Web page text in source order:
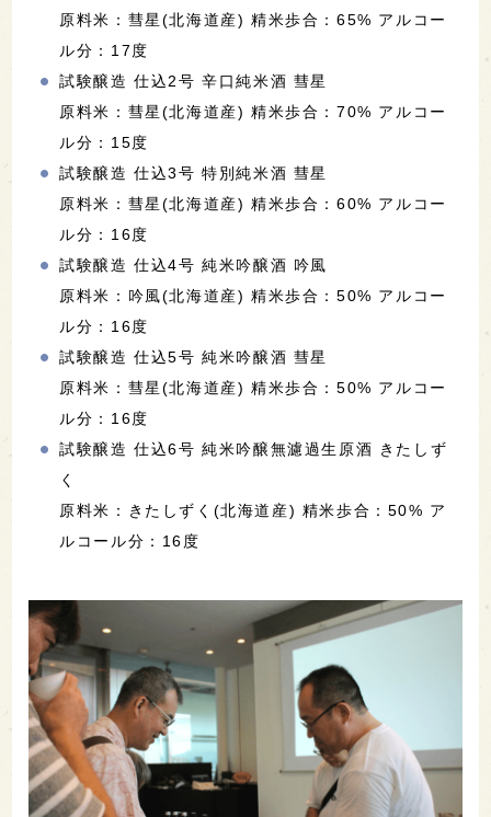
原料米：彗星(北海道産) 精米歩合：65% アルコー
ル分：17度
試験醸造 仕込2号 辛口純米酒 彗星
原料米：彗星(北海道産) 精米歩合：70% アルコー
ル分：15度
試験醸造 仕込3号 特別純米酒 彗星
原料米：彗星(北海道産) 精米歩合：60% アルコー
ル分：16度
試験醸造 仕込4号 純米吟醸酒 吟風
原料米：吟風(北海道産) 精米歩合：50% アルコー
ル分：16度
試験醸造 仕込5号 純米吟醸酒 彗星
原料米：彗星(北海道産) 精米歩合：50% アルコー
ル分：16度
試験醸造 仕込6号 純米吟醸無濾過生原酒 きたしず
く
原料米：きたしずく(北海道産) 精米歩合：50% ア
ルコール分：16度